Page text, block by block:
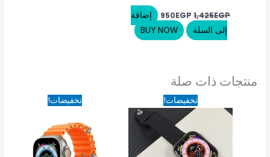
1,425EGP
950EGP
إضافة
إلى السلة
BUY NOW
منتجات ذات صلة
تخفيضات!
السعر
الأصلي
هو:
1,350EGP.
الحالي
هو:
1,100EGP.
تخفيضات!
السعر
الأصلي
975EGP.
السعر
الحالي
775EGP.